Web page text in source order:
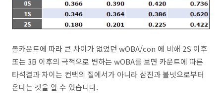
볼카운트에 따라 큰 차이가 없었던 wOBA/con 에 비해 2S 이후
또는 3B 이후의 극적으로 변하는 wOBA를 보면 카운트에 따른
타석결과 차이는 컨택의 질에서가 아니라 삼진과 볼넷으로부터
온다는 것을 알 수 있습니다.